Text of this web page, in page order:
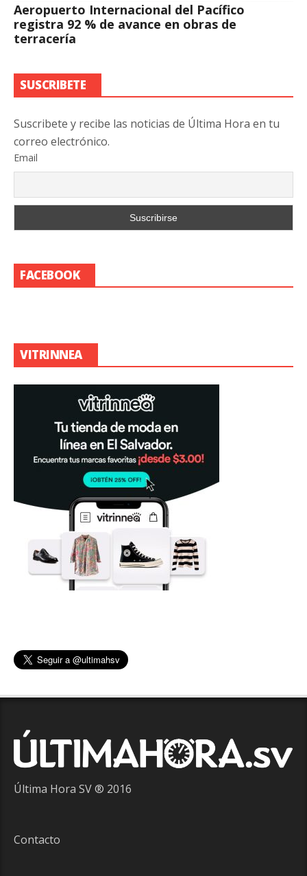
Aeropuerto Internacional del Pacífico
registra 92 % de avance en obras de
terracería
SUSCRIBETE
Suscribete y recibe las noticias de Última Hora en tu
correo electrónico.
Email
FACEBOOK
VITRINNEA
Última Hora SV ® 2016
Contacto